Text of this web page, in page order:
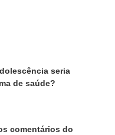
seria
de saúde?
comentários do